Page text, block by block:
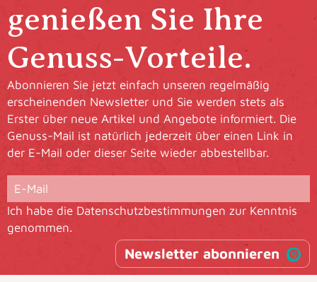
genießen Sie Ihre
Genuss-Vorteile.
Abonnieren Sie jetzt einfach unseren regelmäßig
erscheinenden Newsletter und Sie werden stets als
Erster über neue Artikel und Angebote informiert. Die
Genuss-Mail ist natürlich jederzeit über einen Link in
der E-Mail oder dieser Seite wieder abbestellbar.
Ich habe die Datenschutzbestimmungen zur Kenntnis
genommen.
Newsletter abonnieren